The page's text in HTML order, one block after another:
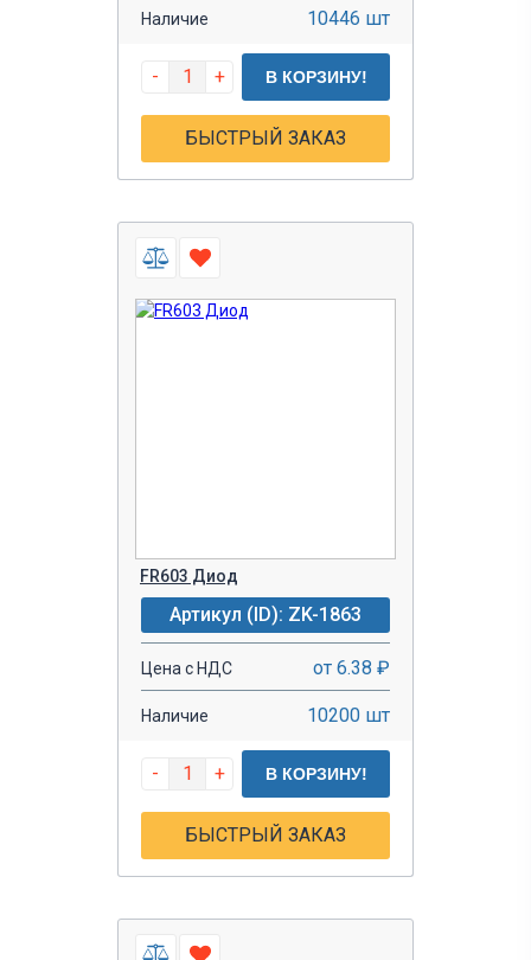
Наличие 10446 шт
- + В КОРЗИНУ!
БЫСТРЫЙ ЗАКАЗ
FR603 Диод
Артикул (ID): ZK-1863
Цена с НДС от 6.38 ₽
Наличие 10200 шт
- + В КОРЗИНУ!
БЫСТРЫЙ ЗАКАЗ